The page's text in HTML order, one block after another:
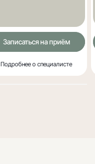
Записаться на приём
Подробнее о специалисте